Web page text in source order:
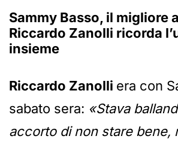
Sammy Basso, il migliore
Riccardo Zanolli ricorda
insieme
Riccardo Zanolli era con
sabato sera: «Stava
accorto di non stare bene,